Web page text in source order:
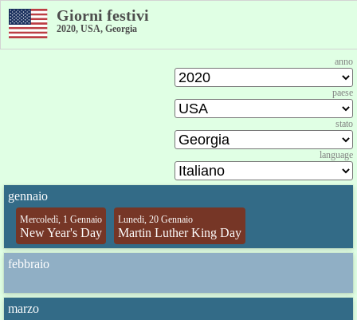
Giorni festivi
2020, USA, Georgia
anno
paese
stato
language
gennaio
Mercoledì, 1 Gennaio
New Year's Day
Lunedi, 20 Gennaio
Martin Luther King Day
febbraio
marzo